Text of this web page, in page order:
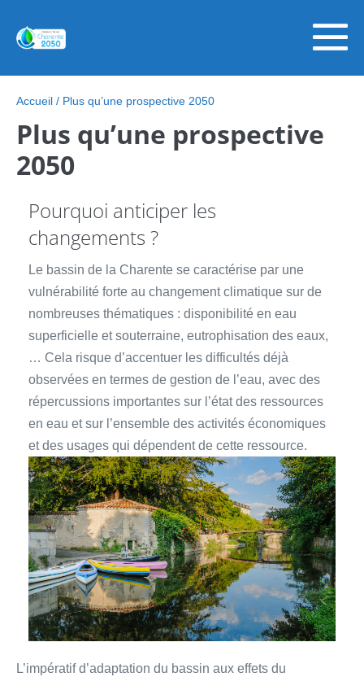
content
contenu
Accueil / Plus qu’une prospective 2050
Plus qu’une prospective
2050
Pourquoi anticiper les
changements ?
Le bassin de la Charente se caractérise par une
vulnérabilité forte au changement climatique sur de
nombreuses thématiques : disponibilité en eau
superficielle et souterraine, eutrophisation des eaux,
… Cela risque d’accentuer les difficultés déjà
observées en termes de gestion de l’eau, avec des
répercussions importantes sur l’état des ressources
en eau et sur l’ensemble des activités économiques
et des usages qui dépendent de cette ressource.
L’impératif d’adaptation du bassin aux effets du